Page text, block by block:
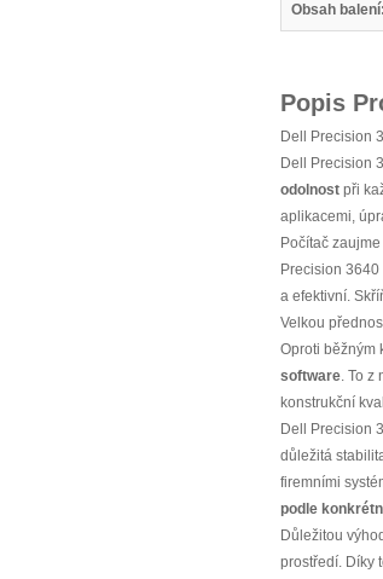
Obsah balení:
Popis
Dell Precision
Dell Precision
odolnost při
aplikacemi,
Počítač
Precision
a efektivní.
Velkou
Oproti běžným
software. To z
konstrukční
Dell Precision
důležitá
firemními
podle
Důležitou
prostředí. Díky